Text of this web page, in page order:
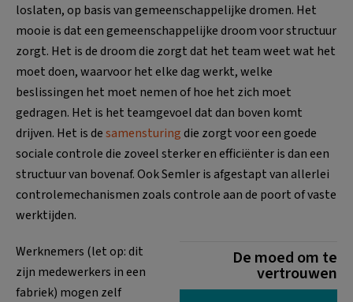
loslaten, op basis van gemeenschappelijke dromen. Het
mooie is dat een gemeenschappelijke droom voor structuur
zorgt. Het is de droom die zorgt dat het team weet wat het
moet doen, waarvoor het elke dag werkt, welke
beslissingen het moet nemen of hoe het zich moet
gedragen. Het is het teamgevoel dat dan boven komt
drijven. Het is desamensturingdie zorgt voor een goede
sociale controle die zoveel sterker en efficiënter is dan een
structuur van bovenaf. Ook Semler is afgestapt van allerlei
controlemechanismen zoals controle aan de poort of vaste
werktijden.
De moed om te
vertrouwen
Werknemers (let op: dit
zijn medewerkers in een
fabriek) mogen zelf